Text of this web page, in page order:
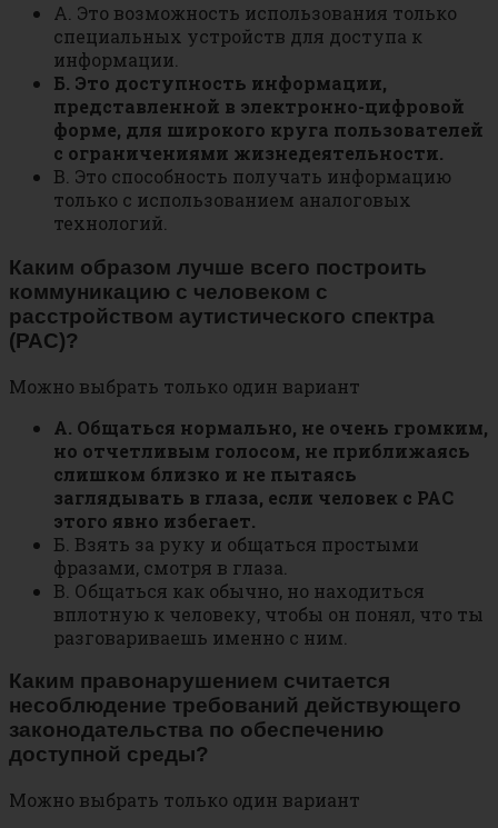
А. Это возможность использования только
специальных устройств для доступа к
информации.
Б. Это доступность информации,
представленной в электронно-цифровой
форме, для широкого круга пользователей
с ограничениями жизнедеятельности.
В. Это способность получать информацию
только с использованием аналоговых
технологий.
Каким образом лучше всего построить
коммуникацию с человеком с
расстройством аутистического спектра
(РАС)?
Можно выбрать только один вариант
А. Общаться нормально, не очень громким,
но отчетливым голосом, не приближаясь
слишком близко и не пытаясь
заглядывать в глаза, если человек с РАС
этого явно избегает.
Б. Взять за руку и общаться простыми
фразами, смотря в глаза.
В. Общаться как обычно, но находиться
вплотную к человеку, чтобы он понял, что ты
разговариваешь именно с ним.
Каким правонарушением считается
несоблюдение требований действующего
законодательства по обеспечению
доступной среды?
Можно выбрать только один вариант